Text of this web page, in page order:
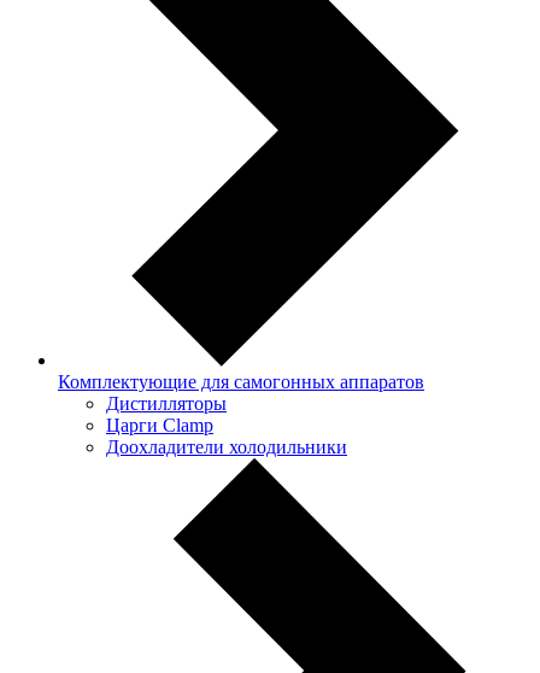
Комплектующие для самогонных аппаратов
Дистилляторы
Царги Clamp
Доохладители холодильники